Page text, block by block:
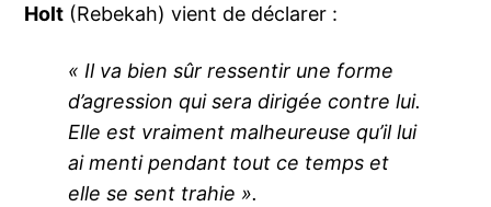
Holt (Rebekah) vient de déclarer :
« Il va bien sûr ressentir une forme
d’agression qui sera dirigée contre lui.
Elle est vraiment malheureuse qu’il lui
ai menti pendant tout ce temps et
elle se sent trahie ».